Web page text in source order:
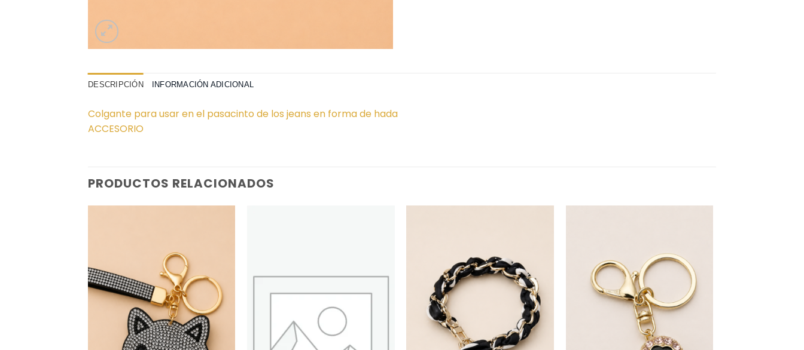
DESCRIPCIÓN INFORMACIÓN ADICIONAL
Colgante para usar en el pasacinto de los jeans en forma de hada
ACCESORIO
PRODUCTOS RELACIONADOS